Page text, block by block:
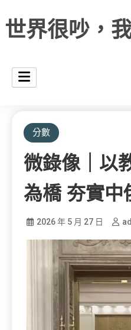
世界很吵，
分數
微錄像｜以
為橋 夯實中
2026 年 5 月 27 日